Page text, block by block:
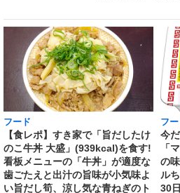
フード
【食レポ】すき家で「旨だしたけ
のこ牛丼 大盛」(939kcal)を食す!
看板メニューの「牛丼」が適度な
歯ごたえと出汁の旨味が小気味よ
い旨だし筍、涼し気な青ねぎのト
フー
今
「
の
ル
30